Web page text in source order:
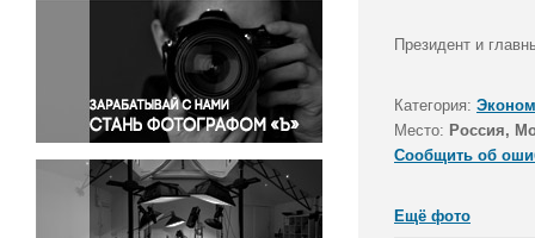
Окружающая среда
Политика
Правосудие
Происшествия и конфликты
Религия
Светская жизнь
Спорт
Экология
Президент и
Категория:
Место: Россия,
Сообщить об
Ещё фото